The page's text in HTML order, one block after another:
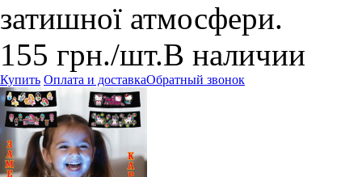
затишної атмосфери.
155 грн./шт.В наличии
Купить Оплата и доставкаОбратный звонок